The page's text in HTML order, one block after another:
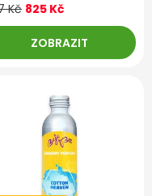
Kč 825 Kč
ZOBRAZIT